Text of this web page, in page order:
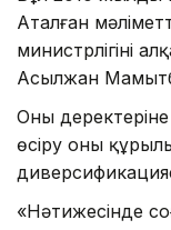
Аталған
министрлігінің
Асылжан
Оның
өсіру оның
«Нәтижесінде